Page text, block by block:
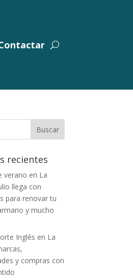
recientes
verano en La
llega con
para renovar tu
y mucho
Inglés en La
y compras con